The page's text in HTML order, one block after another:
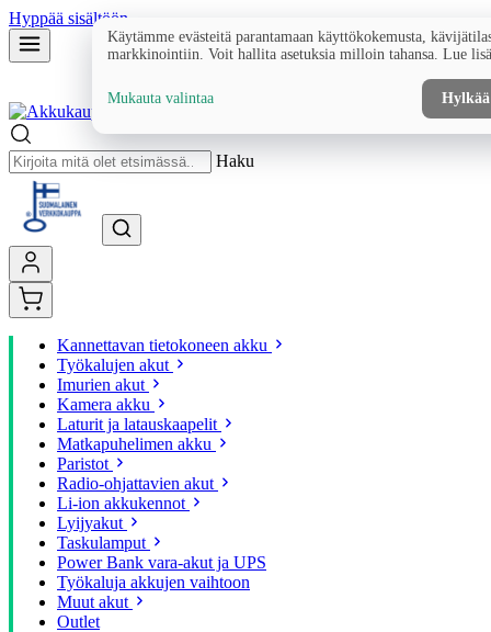
Hyppää sisältöön
Haku
Kannettavan tietokoneen akku
Työkalujen akut
Imurien akut
Kamera akku
Laturit ja latauskaapelit
Matkapuhelimen akku
Paristot
Radio-ohjattavien akut
Li-ion akkukennot
Lyijyakut
Taskulamput
Power Bank vara-akut ja UPS
Työkaluja akkujen vaihtoon
Muut akut
Outlet
Käytämme evästeitä parantamaan käyttökokemusta,
markkinointiin. Voit hallita asetuksia milloin tahansa. Lue
Mukauta valintaa Hylkää